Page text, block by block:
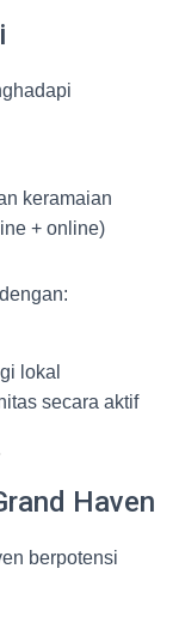
keramaian
+ online)
lokal
secara aktif
Haven
berpotensi